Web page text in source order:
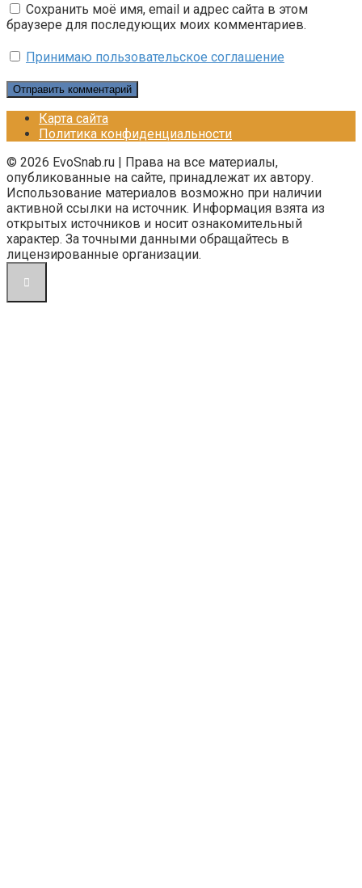
Сохранить моё имя, email и адрес сайта в этом
браузере для последующих моих комментариев.
Принимаю пользовательское соглашение
Карта сайта
Политика конфиденциальности
© 2026 EvoSnab.ru | Права на все материалы,
опубликованные на сайте, принадлежат их автору.
Использование материалов возможно при наличии
активной ссылки на источник. Информация взята из
открытых источников и носит ознакомительный
характер. За точными данными обращайтесь в
лицензированные организации.